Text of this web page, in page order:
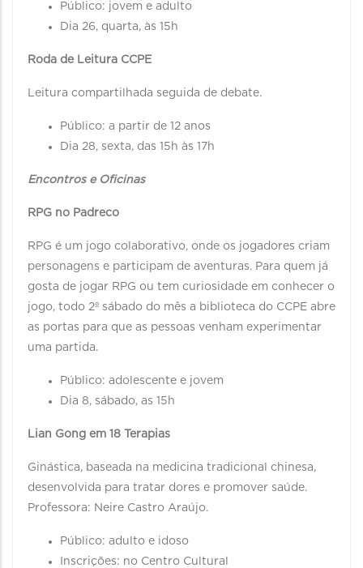
Público: jovem e adulto
Dia 26, quarta, às 15h
Roda de Leitura CCPE
Leitura compartilhada seguida de debate.
Público: a partir de 12 anos
Dia 28, sexta, das 15h às 17h
Encontros e Oficinas
RPG no Padreco
RPG é um jogo colaborativo, onde os jogadores criam
personagens e participam de aventuras. Para quem já
gosta de jogar RPG ou tem curiosidade em conhecer o
jogo, todo 2º sábado do mês a biblioteca do CCPE abre
as portas para que as pessoas venham experimentar
uma partida.
Público: adolescente e jovem
Dia 8, sábado, as 15h
Lian Gong em 18 Terapias
Ginástica, baseada na medicina tradicional chinesa,
desenvolvida para tratar dores e promover saúde.
Professora: Neire Castro Araújo.
Público: adulto e idoso
Inscrições: no Centro Cultural